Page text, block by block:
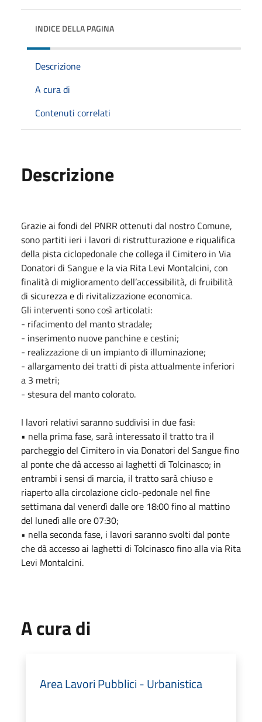
INDICE DELLA PAGINA
Descrizione
A cura di
Contenuti correlati
Descrizione
Grazie ai fondi del PNRR ottenuti dal nostro Comune,
sono partiti ieri i lavori di ristrutturazione e riqualifica
della pista ciclopedonale che collega il Cimitero in Via
Donatori di Sangue e la via Rita Levi Montalcini, con
finalità di miglioramento dell’accessibilità, di fruibilità
di sicurezza e di rivitalizzazione economica.
Gli interventi sono così articolati:
- rifacimento del manto stradale;
- inserimento nuove panchine e cestini;
- realizzazione di un impianto di illuminazione;
- allargamento dei tratti di pista attualmente inferiori
a 3 metri;
- stesura del manto colorato.
I lavori relativi saranno suddivisi in due fasi:
• nella prima fase, sarà interessato il tratto tra il
parcheggio del Cimitero in via Donatori del Sangue fino
al ponte che dà accesso ai laghetti di Tolcinasco; in
entrambi i sensi di marcia, il tratto sarà chiuso e
riaperto alla circolazione ciclo-pedonale nel fine
settimana dal venerdì dalle ore 18:00 fino al mattino
del lunedì alle ore 07:30;
• nella seconda fase, i lavori saranno svolti dal ponte
che dà accesso ai laghetti di Tolcinasco fino alla via Rita
Levi Montalcini.
A cura di
Area Lavori Pubblici - Urbanistica